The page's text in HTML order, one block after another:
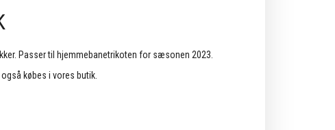
Passer til hjemmebanetrikoten for sæsonen 2023.
købes i vores butik.